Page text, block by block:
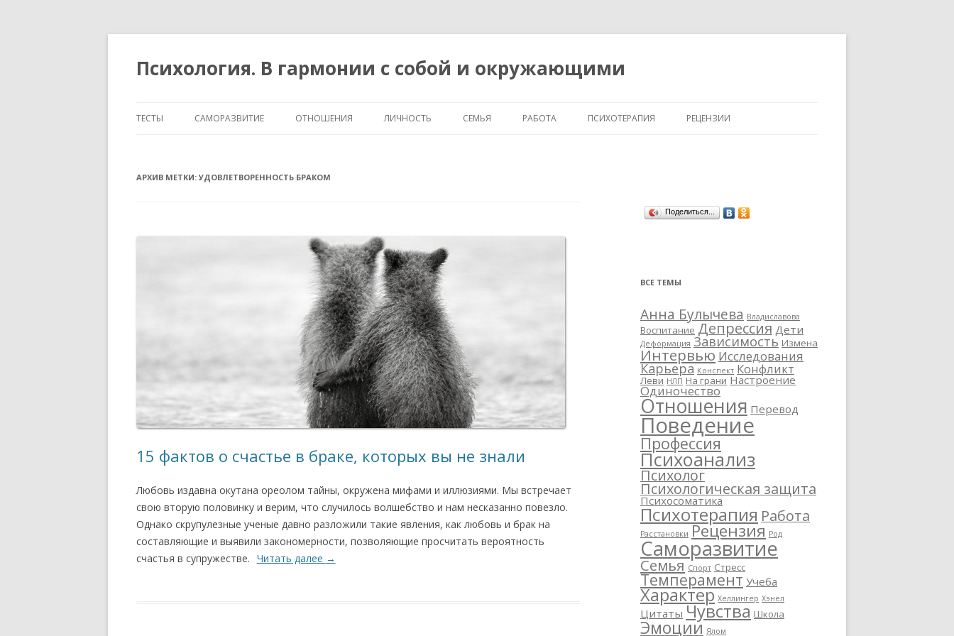
Психология. В гармонии с собой и окружающими
к
ТЕСТЫ САМОРАЗВИТИЕ ОТНОШЕНИЯ ЛИЧНОСТЬ СЕМЬЯ РАБОТА ПСИХОТЕРАПИЯ РЕЦЕНЗИИ
АРХИВ МЕТКИ: УДОВЛЕТВОРЕННОСТЬ БРАКОМ
15 фактов о счастье в браке, которых вы не знали
Любовь издавна окутана ореолом тайны, окружена мифами и иллюзиями. Мы встречает
свою вторую половинку и верим, что случилось волшебство и нам несказанно повезло.
Однако скрупулезные ученые давно разложили такие явления, как любовь и брак на
составляющие и выявили закономерности, позволяющие просчитать вероятность
счастья в супружестве. Читать далее →
Поделиться...
ВСЕ ТЕМЫ
Анна Булычева Владиславова
Воспитание Депрессия Дети
Деформация Зависимость Измена
Интервью Исследования
Карьера Конспект Конфликт
Леви НЛП На грани Настроение
Одиночество
Отношения Перевод
Поведение
Профессия
Психоанализ
Психолог
Психологическая защита
Психосоматика
Психотерапия Работа
Расстановки Рецензия Род
Саморазвитие
Семья Спорт Стресс
Темперамент Учеба
Характер Хеллингер Хэнел
Цитаты Чувства Школа
Эмоции Ялом